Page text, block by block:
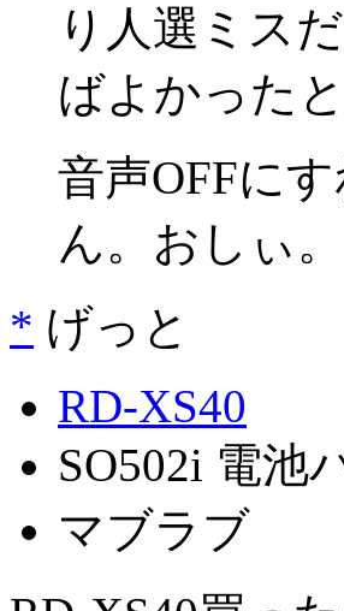
り人選ミス
ばよかったと
音声OFFに
ん。おしぃ。
* げっと
RD-XS40
SO502i 電池
マブラブ